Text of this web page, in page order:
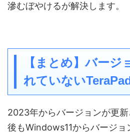
滲むぼやけるが解決します。
【まとめ】バージ
れていない
2023年からバージョンが更
後もWindows11からバージョ